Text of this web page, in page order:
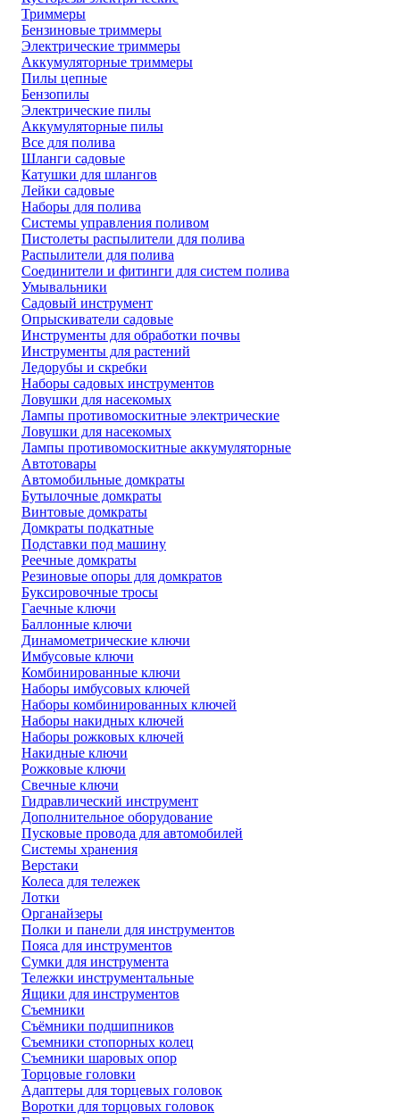
Триммеры
Бензиновые триммеры
Электрические триммеры
Аккумуляторные триммеры
Пилы цепные
Бензопилы
Электрические пилы
Аккумуляторные пилы
Все для полива
Шланги садовые
Катушки для шлангов
Лейки садовые
Наборы для полива
Системы управления поливом
Пистолеты распылители для полива
Распылители для полива
Соединители и фитинги для систем полива
Умывальники
Садовый инструмент
Опрыскиватели садовые
Инструменты для обработки почвы
Инструменты для растений
Ледорубы и скребки
Наборы садовых инструментов
Ловушки для насекомых
Лампы противомоскитные электрические
Ловушки для насекомых
Лампы противомоскитные аккумуляторные
Автотовары
Автомобильные домкраты
Бутылочные домкраты
Винтовые домкраты
Домкраты подкатные
Подставки под машину
Реечные домкраты
Резиновые опоры для домкратов
Буксировочные тросы
Гаечные ключи
Баллонные ключи
Динамометрические ключи
Имбусовые ключи
Комбинированные ключи
Наборы имбусовых ключей
Наборы комбинированных ключей
Наборы накидных ключей
Наборы рожковых ключей
Накидные ключи
Рожковые ключи
Свечные ключи
Гидравлический инструмент
Дополнительное оборудование
Пусковые провода для автомобилей
Системы хранения
Верстаки
Колеса для тележек
Лотки
Органайзеры
Полки и панели для инструментов
Пояса для инструментов
Сумки для инструмента
Тележки инструментальные
Ящики для инструментов
Съемники
Съёмники подшипников
Съемники стопорных колец
Съемники шаровых опор
Торцовые головки
Адаптеры для торцевых головок
Воротки для торцовых головок